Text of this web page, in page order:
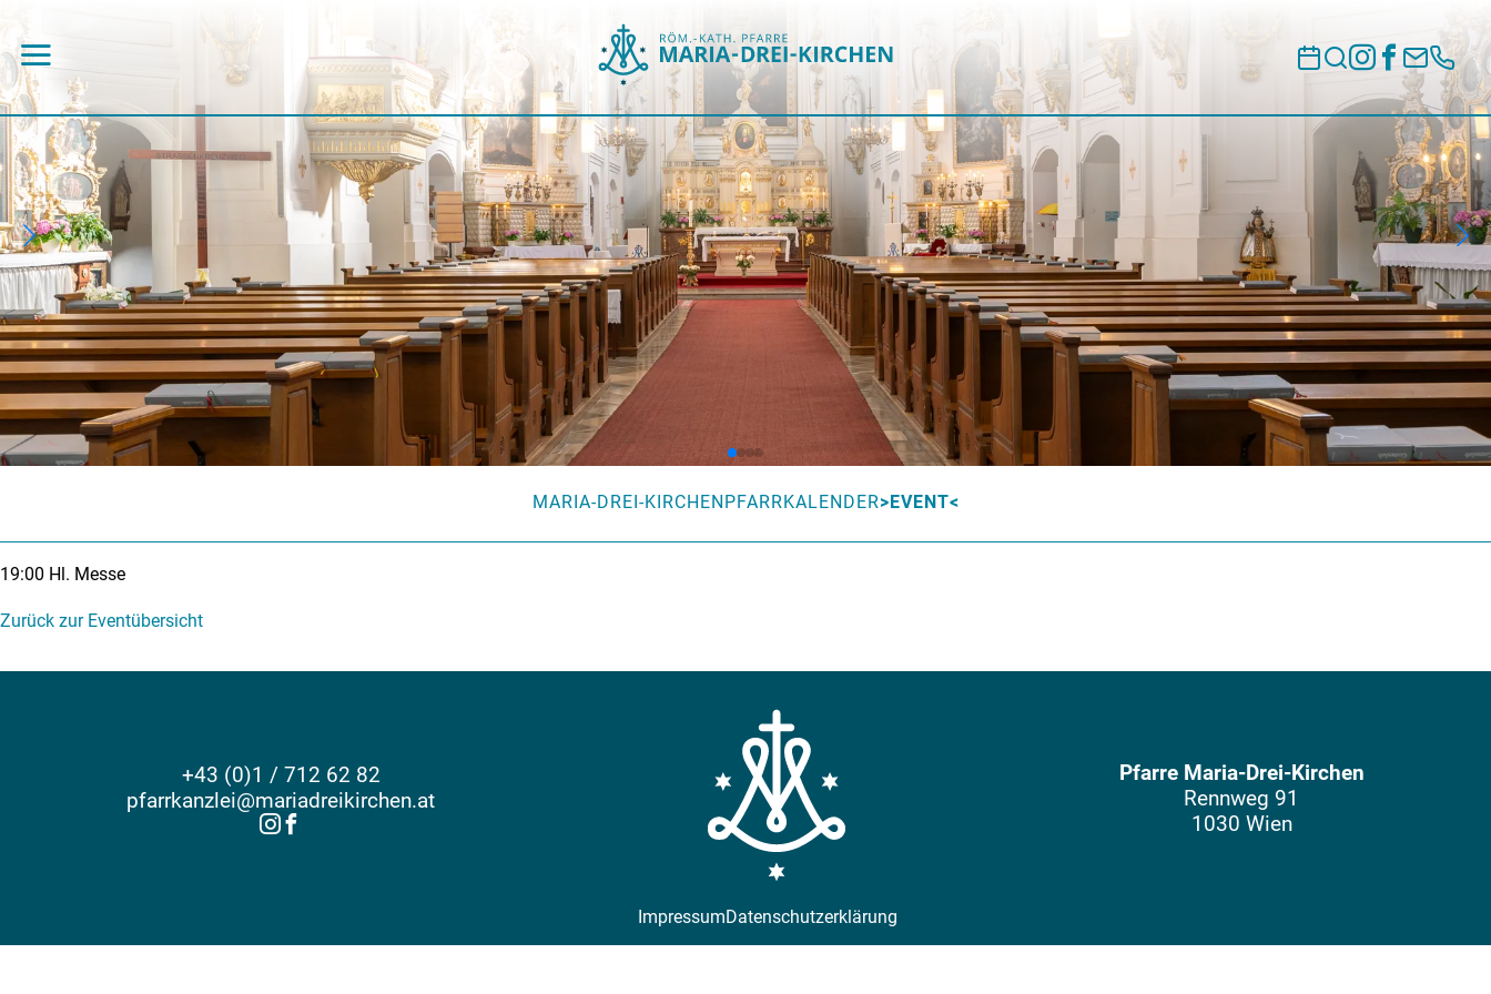
MARIA-DREI-KIRCHENPFARRKALENDER EVENT
19:00 Hl. Messe
Zurück zur Eventübersicht
+43 (0)1 / 712 62 82
pfarrkanzlei@mariadreikirchen.at
Pfarre Maria-Drei-Kirchen
Rennweg 91
1030 Wien
ImpressumDatenschutzerklärung